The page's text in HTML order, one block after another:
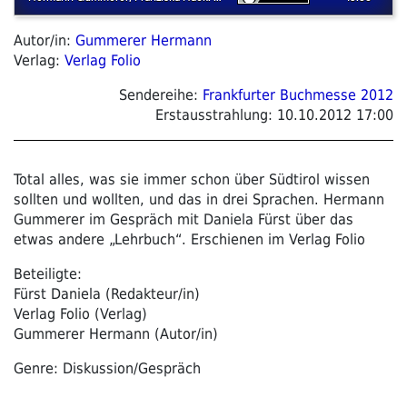
Autor/in: Gummerer Hermann
Verlag: Verlag Folio
Sendereihe: Frankfurter Buchmesse 2012
Erstausstrahlung: 10.10.2012 17:00
Total alles, was sie immer schon über Südtirol wissen
sollten und wollten, und das in drei Sprachen. Hermann
Gummerer im Gespräch mit Daniela Fürst über das
etwas andere „Lehrbuch“. Erschienen im Verlag Folio
Beteiligte:
Fürst Daniela (Redakteur/in)
Verlag Folio (Verlag)
Gummerer Hermann (Autor/in)
Genre: Diskussion/Gespräch